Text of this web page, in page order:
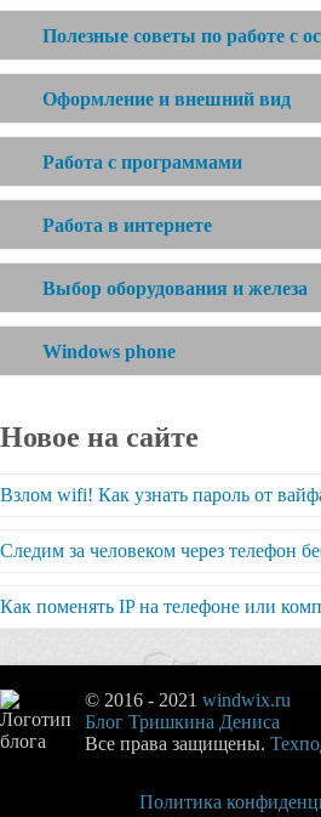
Полезные советы по работе с ос
Оформление и внешний вид
Работа с программами
Работа в интернете
Выбор оборудования и железа
Windows phone
Новое на сайте
Взлом wifi! Как узнать пароль от
Следим за человеком через телефон
Как поменять IP на телефоне или
© 2016 - 2021 windwix.ru
Блог Тришкина Дениса
Все права защищены.
Политика